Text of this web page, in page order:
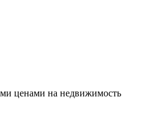
ценами на недвижимость